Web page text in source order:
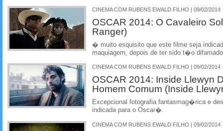
CINEMA COM RUBENS EWALD FILHO | 09/02/2014
OSCAR 2014: O Cavaleiro
Ranger)
� muito esquisito que este filme seja
maquiagem, depois de ter sido t�o
CINEMA COM RUBENS EWALD FILHO | 09/02/2014
OSCAR 2014: Inside Llewyn
Homem Comum (Inside
Excepcional fotografia fantasmag�rica e
indicada para o Oscar�.
CINEMA COM RUBENS EWALD FILHO | 09/02/2014